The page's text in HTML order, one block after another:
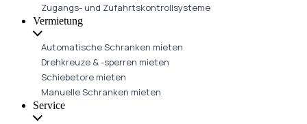
Zugangs- und Zufahrtskontrollsysteme
Vermietung
Automatische Schranken mieten
Drehkreuze & -sperren mieten
Schiebetore mieten
Manuelle Schranken mieten
Service